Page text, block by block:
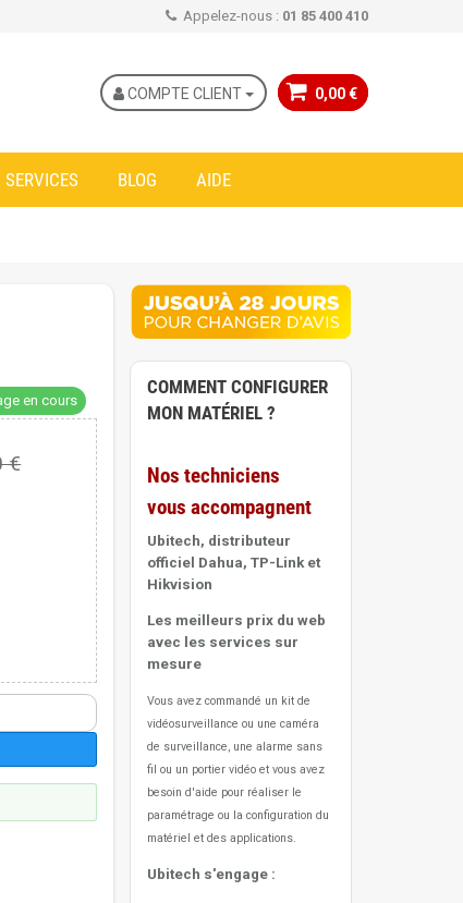
Appelez-nous : 01 85 400 410
0,00 €
COMPTE CLIENT
SERVICES BLOG AIDE
en cours
€
COMMENT CONFIGURER
MON MATÉRIEL ?
Nos techniciens
vous accompagnent
Ubitech, distributeur
officiel Dahua, TP-Link et
Hikvision
Les meilleurs prix du web
avec les services sur
mesure
Vous avez commandé un kit de
vidéosurveillance ou une caméra
de surveillance, une alarme sans
fil ou un portier vidéo et vous avez
besoin d'aide pour réaliser le
paramétrage ou la configuration du
matériel et des applications.
Ubitech s'engage :